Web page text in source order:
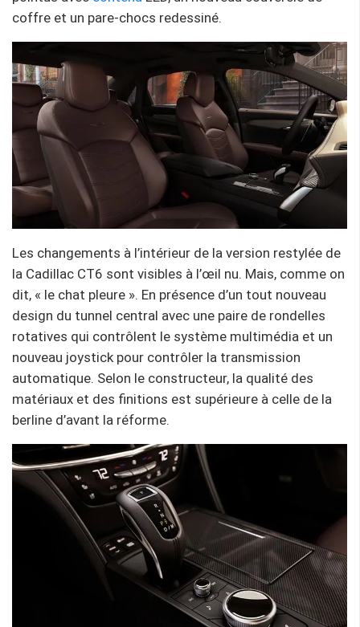
coffre et un pare-chocs redessiné.
Les changements à l’intérieur de la version restylée de
la Cadillac CT6 sont visibles à l’œil nu. Mais, comme on
dit, « le chat pleure ». En présence d’un tout nouveau
design du tunnel central avec une paire de rondelles
rotatives qui contrôlent le système multimédia et un
nouveau joystick pour contrôler la transmission
automatique. Selon le constructeur, la qualité des
matériaux et des finitions est supérieure à celle de la
berline d’avant la réforme.